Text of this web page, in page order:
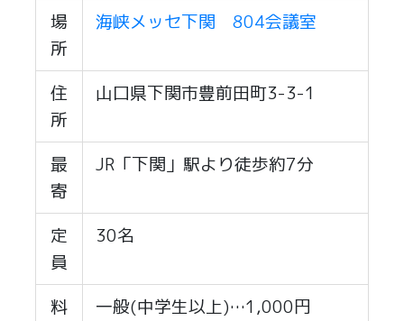
場
所
海峡メッセ下関 804会議室
住
所
山口県下関市豊前田町3-3-1
最
寄
JR「下関」駅より徒歩約7分
定
員
30名
料
一般(中学生以上)…1,000円